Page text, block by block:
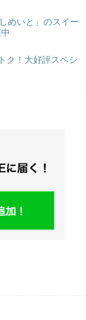
めいと」のスイー
ク！大好評スペシ